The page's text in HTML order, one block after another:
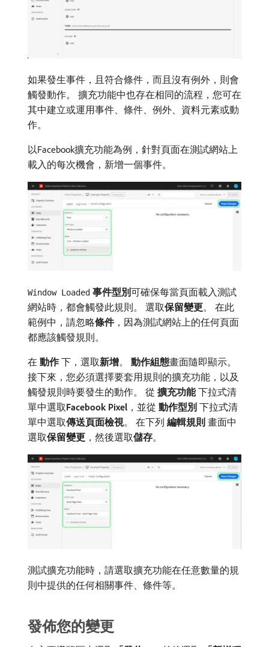
如果發生事件，且符合條件，而且沒有例外，則會
觸發動作。 擴充功能中也存在相同的流程，您可在
其中建立或運用事件、條件、例外、資料元素或動
作。
以Facebook擴充功能為例，針對頁面在測試網站上
載入的每次機會，新增一個事件。
Window Loaded 事件型別​可確保每當頁面載入測試
網站時，都會觸發此規則。 選取​保留變更。 在此
範例中，請忽略​條件，因為測試網站上的任何頁面
都應該觸發規則。
在​ 動作​下，選取​新增。 動作組態​畫面隨即顯示。
接下來，您必須選擇要套用規則的擴充功能，以及
觸發規則時要發生的動作。 從​ 擴充功能​下拉式清
單中選取​Facebook Pixel ，並從​ 動作型別 ​下拉式清
單中選取​傳送頁面檢視。 在下列​ 編輯規則 ​畫面中
選取​保留變更 ，然後選取​儲存。
測試擴充功能時，請選取擴充功能在任意數量的規
則中提供的任何相關事件、條件等。
發佈您的變更